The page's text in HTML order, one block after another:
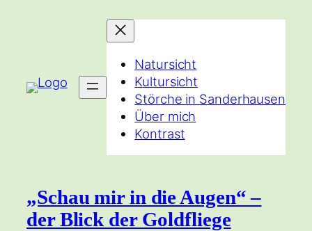
Natursicht
Kultursicht
Störche in Sanderhausen
Über mich
Kontrast
„Schau mir in die Augen“ –
der Blick der Goldfliege